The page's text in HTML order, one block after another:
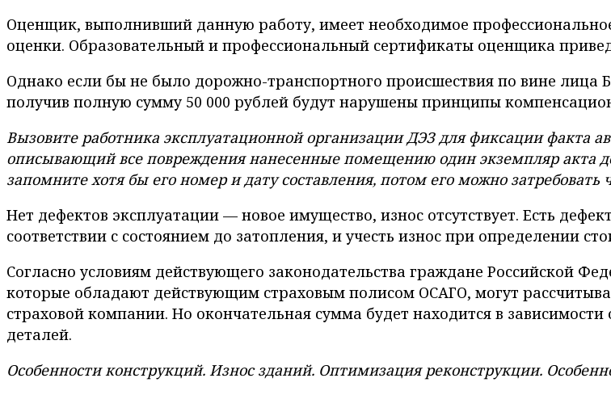
Оценщик, выполнивший данную работу, имеет необходимое
оценки. Образовательный и профессиональный сертификаты оценщика
Однако если бы не было дорожно-транспортного происшествия по вине лица
получив полную сумму 50 000 рублей будут нарушены принципы
Вызовите работника эксплуатационной организации ДЭЗ для фиксации факта
описывающий все повреждения нанесенные помещению один экземпляр акта
запомните хотя бы его номер и дату составления, потом его можно затребовать
Нет дефектов эксплуатации — новое имущество, износ отсутствует. Есть
соответствии с состоянием до затопления, и учесть износ при определении
Согласно условиям действующего законодательства граждане Российской
которые обладают действующим страховым полисом ОСАГО, могут
страховой компании. Но окончательная сумма будет находится в зависимости
деталей.
Особенности конструкций. Износ зданий. Оптимизация реконструкции.